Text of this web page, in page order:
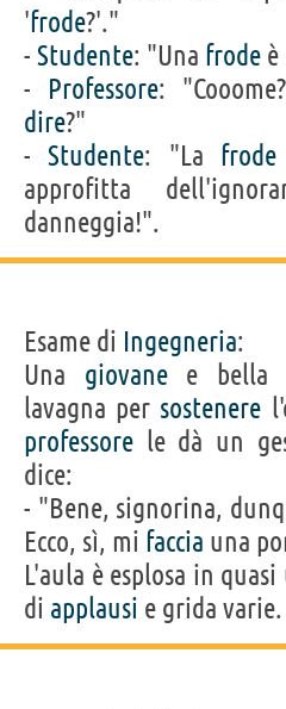
'frode?'."
- Studente: "Una frode
- Professore:
dire?"
-Studente: "La frode
approfitta
danneggia!".
Esame di Ingegneria:
Una giovanee bella
lavagna per sostenere
professore le dà un
dice:
- "Bene, signorina,
Ecco, sì, mi faccia una
L'aula è esplosa in quasi
di applausi e grida varie.